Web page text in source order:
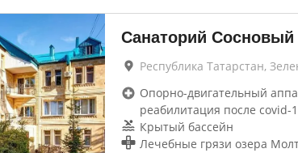
Санаторий Сосновый
Республика Татарстан,
Опорно-двигательный
реабилитация после covid-
Крытый бассейн
Лечебные грязи озера